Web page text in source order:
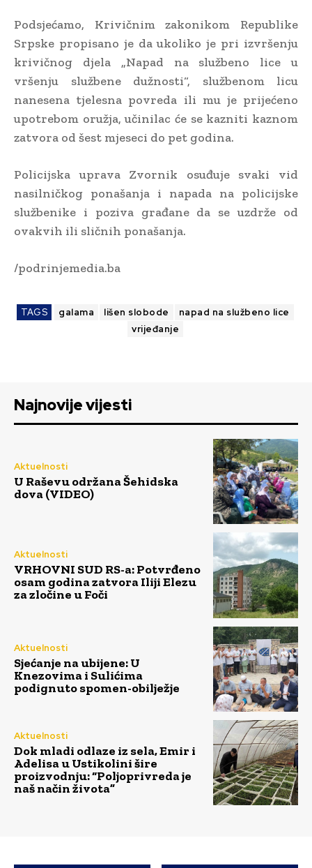
Podsjećamo, Krivičnim zakonikom Republike
Srpske propisano je da ukoliko je pri izvršenju
krivičnog djela „Napad na službeno lice u
vršenju službene dužnosti“, službenom licu
nanesena tjelesna povreda ili mu je prijećeno
upotrebom oružja, učinilac će se kazniti kaznom
zatvora od šest mjeseci do pet godina.
Policijska uprava Zvornik osuđuje svaki vid
nasilničkog ponašanja i napada na policijske
službenike i poziva građane da se uzdrže od
ovakvih ili sličnih ponašanja.
/podrinjemedia.ba
TAGS galama lišen slobode
napad na službeno lice
vrijeđanje
Najnovije vijesti
Aktuelnosti
U Raševu održana Šehidska
dova (VIDEO)
Aktuelnosti
VRHOVNI SUD RS-a: Potvrđeno
osam godina zatvora Iliji Elezu
za zločine u Foči
Aktuelnosti
Sjećanje na ubijene: U
Knezovima i Sulićima
podignuto spomen-obilježje
Aktuelnosti
Dok mladi odlaze iz sela, Emir i
Adelisa u Ustikolini šire
proizvodnju: “Poljoprivreda je
naš način života”